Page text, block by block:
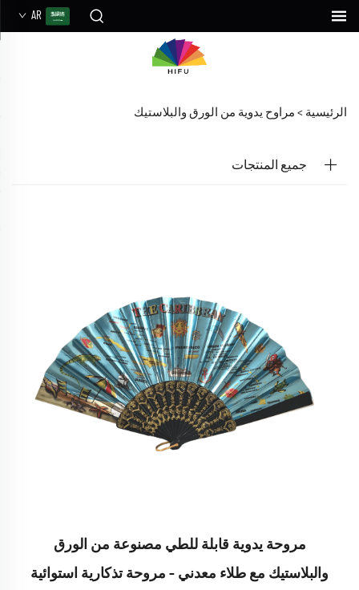
AR
الرئيسية > مراوح يدوية من الورق والبلاستيك
جميع المنتجات
مروحة يدوية قابلة للطي مصنوعة من الورق
والبلاستيك مع طلاء معدني – مروحة تذكارية استوائية